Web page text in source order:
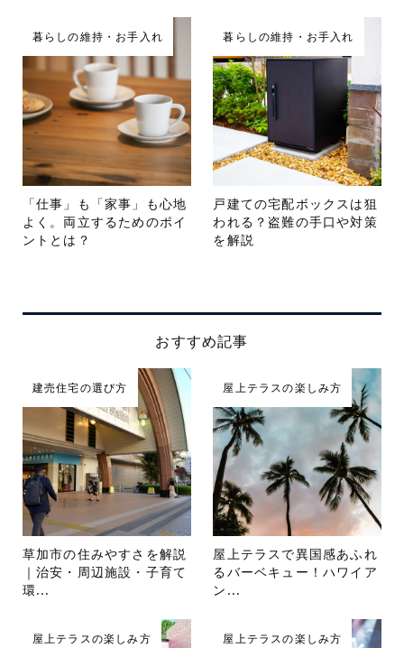
暮らしの維持・お手入れ
「仕事」も「家事」も心地
よく。両立するためのポイ
ントとは？
暮らしの維持・お手入れ
戸建ての宅配ボックスは狙
われる？盗難の手口や対策
を解説
おすすめ記事
建売住宅の選び方
草加市の住みやすさを解説
｜治安・周辺施設・子育て
環...
屋上テラスの楽しみ方
屋上テラスで異国感あふれ
るバーベキュー！ハワイア
ン...
屋上テラスの楽しみ方 屋上テラスの楽しみ方